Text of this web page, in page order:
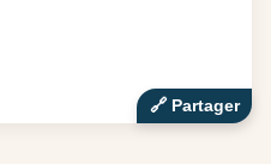
🔗‍️ Partager